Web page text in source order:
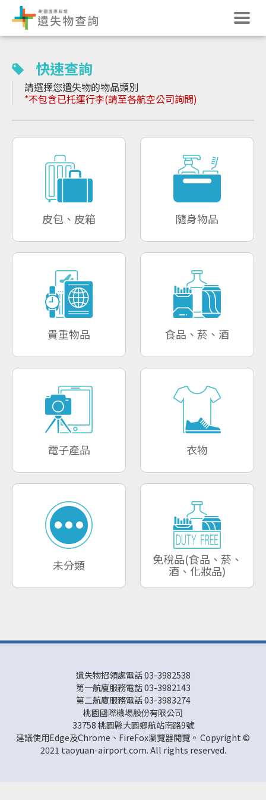
快速查詢
請選擇您遺失物的物品類別
*不包含已托運行李(請至各航空公司詢問)
皮包、皮箱 隨身物品
貴重物品 食品、菸、酒
電子產品 衣物
未分類 免稅品(食品、菸、
酒、化妝品)
遺失物招領處電話 03-3982538
第一航廈服務電話 03-3982143
第二航廈服務電話 03-3983274
桃園國際機場股份有限公司
33758 桃園縣大園鄉航站南路9號
建議使用Edge及Chrome、FireFox瀏覽器閱覽。 Copyright ©
2021 taoyuan-airport.com. All rights reserved.